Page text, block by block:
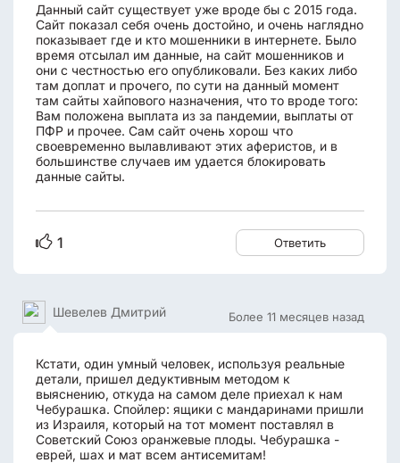
Данный сайт существует уже вроде бы с 2015 года.
Сайт показал себя очень достойно, и очень наглядно
показывает где и кто мошенники в интернете. Было
время отсылал им данные, на сайт мошенников и
они с честностью его опубликовали. Без каких либо
там доплат и прочего, по сути на данный момент
там сайты хайпового назначения, что то вроде того:
Вам положена выплата из за пандемии, выплаты от
ПФР и прочее. Сам сайт очень хорош что
своевременно вылавливают этих аферистов, и в
большинстве случаев им удается блокировать
данные сайты.
1 Ответить
Более 11 месяцев назад
Шевелев Дмитрий
Кстати, один умный человек, используя реальные
детали, пришел дедуктивным методом к
выяснению, откуда на самом деле приехал к нам
Чебурашка. Спойлер: ящики с мандаринами пришли
из Израиля, который на тот момент поставлял в
Советский Союз оранжевые плоды. Чебурашка -
еврей, шах и мат всем антисемитам!